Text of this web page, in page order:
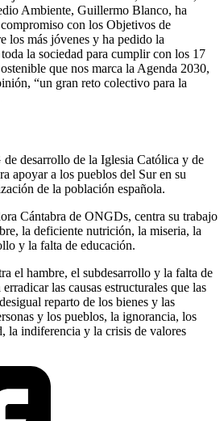
Ambiente, Guillermo Blanco, ha
con los Objetivos de
los más jóvenes y ha pedido la
la sociedad para cumplir con los 17
que nos marca la Agenda 2030,
“un gran reto colectivo para la
desarrollo de la Iglesia Católica y de
apoyar a los pueblos del Sur en su
de la población española.
Cántabra de ONGDs, centra su trabajo
la deficiente nutrición, la miseria, la
y la falta de educación.
el hambre, el subdesarrollo y la falta de
las causas estructurales que las
reparto de los bienes y las
y los pueblos, la ignorancia, los
la indiferencia y la crisis de valores